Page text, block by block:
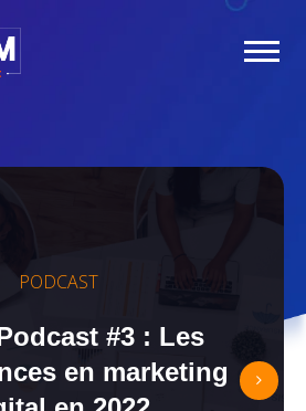
PODCAST
#3 : Les
en marketing